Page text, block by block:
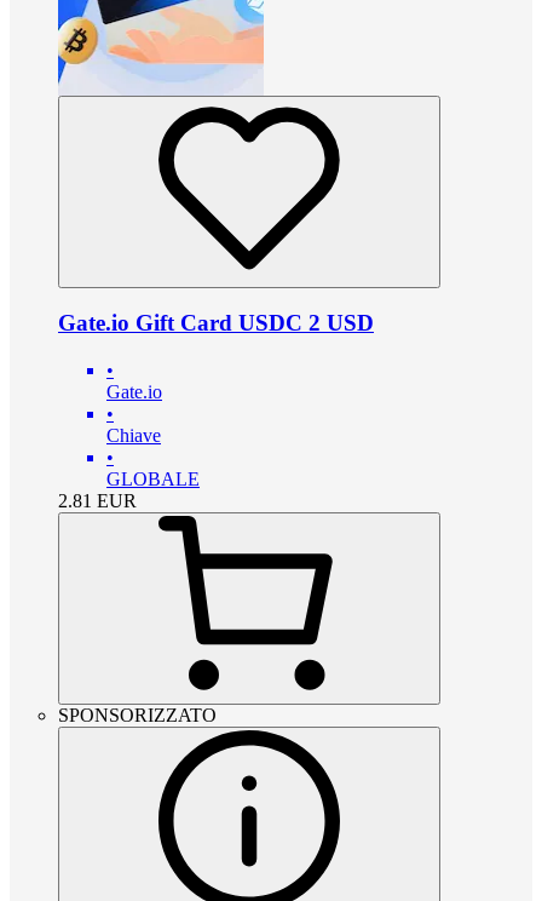
Gate.io Gift Card USDC 2 USD
•
Gate.io
•
Chiave
•
GLOBALE
2.81 EUR
SPONSORIZZATO